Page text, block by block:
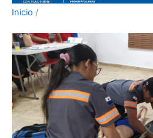
Inicio /